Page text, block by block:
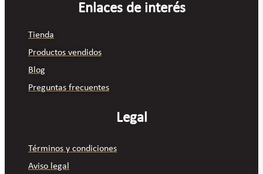
Enlaces de interés
Tienda
Productos vendidos
Blog
Preguntas frecuentes
Legal
Términos y condiciones
Aviso legal